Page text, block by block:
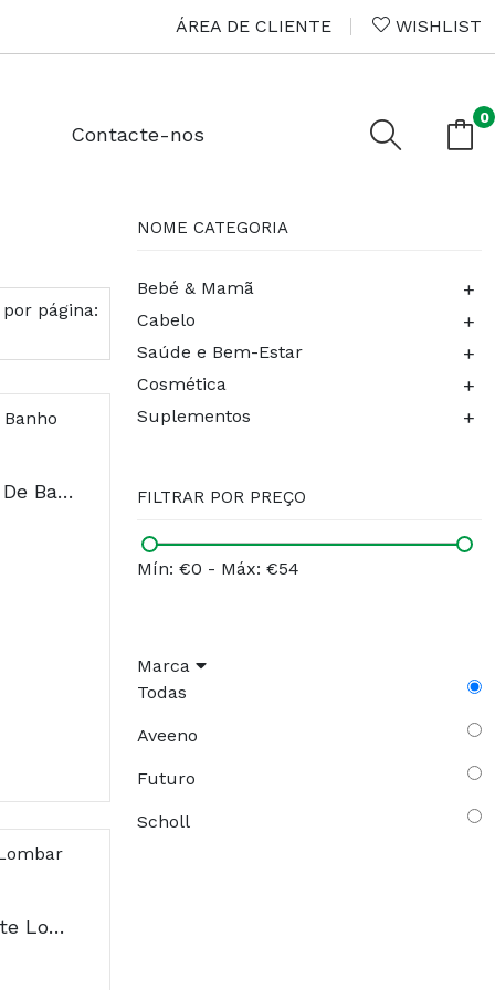
ÁREA DE CLIENTE WISHLIST
Contacte-nos
0
página:
Aveeno Dermexa Gel De Banho Emoliente 2x300ml
Futuro Costas Suporte Lombar L/XL
NOME CATEGORIA
Bebé & Mamã +
Cabelo +
Saúde e Bem-Estar +
Cosmética +
Suplementos +
FILTRAR POR PREÇO
Mín: €0 - Máx: €54
Marca
Todas
Aveeno
Futuro
Scholl